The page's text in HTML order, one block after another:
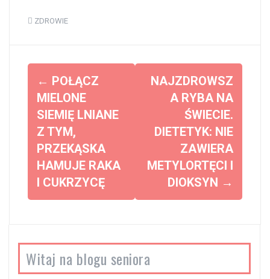
ZDROWIE
w
s
y
← POŁĄCZ
MIELONE
SIEMIĘ LNIANE
Z TYM,
PRZEKĄSKA
HAMUJE RAKA
I CUKRZYCĘ
NAJZDROWSZ
A RYBA NA
ŚWIECIE.
DIETETYK: NIE
ZAWIERA
METYLORTĘCI I
DIOKSYN →
Witaj na blogu seniora